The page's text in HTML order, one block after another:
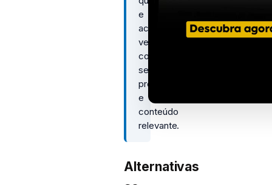
e
acelerar
vendas
com
segmentação
precisa
e
conteúdo
relevante.
Alternativas